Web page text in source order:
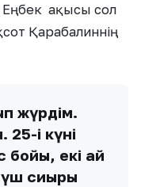
Еңбек ақысы сол
Қарабалиннің
жүрдім.
25-і күні
бойы, екі ай
үш сиыры